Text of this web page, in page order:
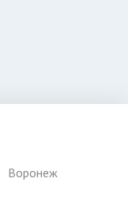
Воронеж